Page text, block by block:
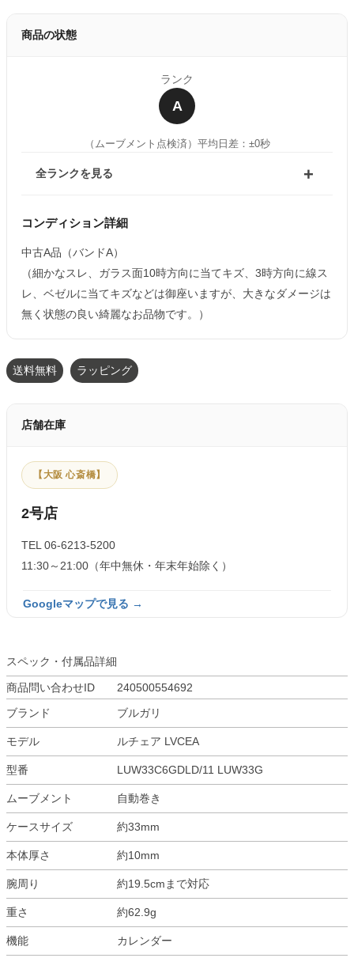
商品の状態
ランク
A
（ムーブメント点検済） 平均日差：±0秒
全ランクを見る
コンディション詳細
中古A品（バンドA）
（細かなスレ、ガラス面10時方向に当てキズ、3時方向に線ス
レ、ベゼルに当てキズなどは御座いますが、大きなダメージは
無く状態の良い綺麗なお品物です。）
送料無料 ラッピング
店舗在庫
【大阪 心斎橋】
2号店
TEL 06-6213-5200
11:30～21:00（年中無休・年末年始除く）
Googleマップで見る →
スペック・付属品詳細
商品問い合わせID
240500554692
ブランド
ブルガリ
モデル ルチェア LVCEA
型番 LUW33C6GDLD/11 LUW33G
ムーブメント 自動巻き
ケースサイズ 約33mm
本体厚さ 約10mm
腕周り 約19.5cmまで対応
重さ 約62.9g
機能 カレンダー